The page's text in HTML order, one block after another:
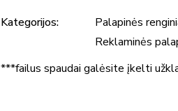
Kategorijos: Palapinės
Reklaminės
***failus spaudai galėsite įkelti